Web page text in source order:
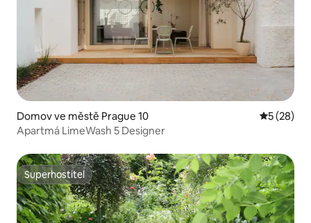
Domov ve městě Prague 10 Průměrné
5 (28)
Apartmá LimeWash 5 Designer
Superhostitel
Superhostitel